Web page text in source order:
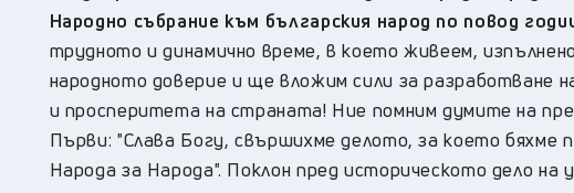
Народно събрание към българския народ по повод
трудното и динамично време, в което живеем,
народното доверие и ще вложим сили за разработване
и просперитета на страната! Ние помним думите на
Първи: "Слава Богу, свършихме делото, за което бяхме
Народа за Народа". Поклон пред историческото дело на